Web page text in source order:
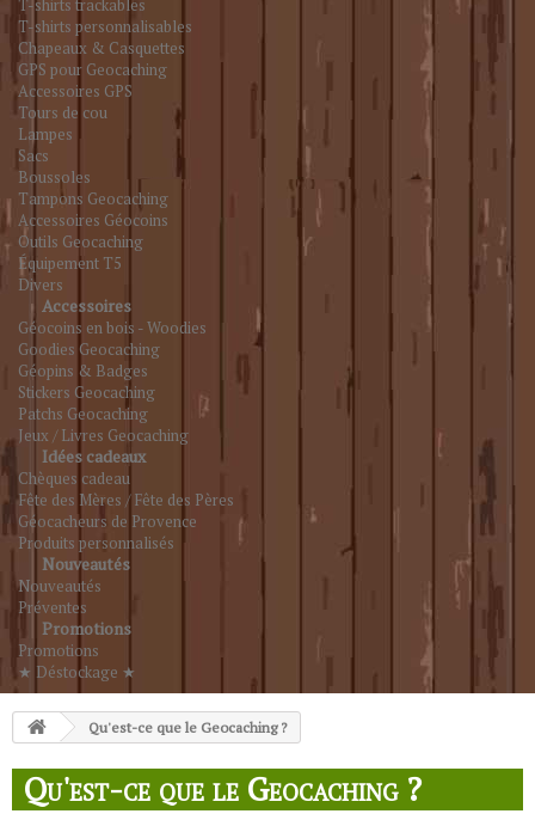
T-shirts trackables
T-shirts personnalisables
Chapeaux & Casquettes
GPS pour Geocaching
Accessoires GPS
Tours de cou
Lampes
Sacs
Boussoles
Tampons Geocaching
Accessoires Géocoins
Outils Geocaching
Équipement T5
Divers
Accessoires
Géocoins en bois - Woodies
Goodies Geocaching
Géopins & Badges
Stickers Geocaching
Patchs Geocaching
Jeux / Livres Geocaching
Idées cadeaux
Chèques cadeau
Fête des Mères / Fête des Pères
Géocacheurs de Provence
Produits personnalisés
Nouveautés
Nouveautés
Préventes
Promotions
Promotions
★ Déstockage ★
Qu'est-ce que le Geocaching ?
Qu'est-ce que le Geocaching ?